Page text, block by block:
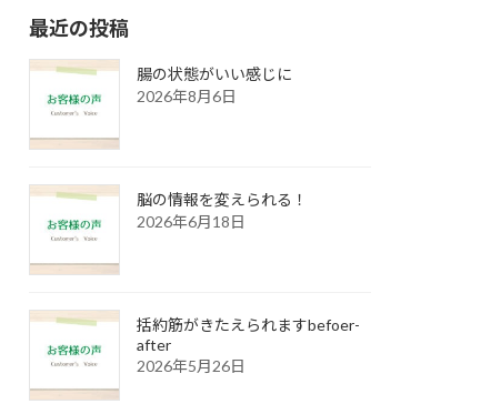
最近の投稿
腸の状態がいい感じに
2026年8月6日
脳の情報を変えられる！
2026年6月18日
括約筋がきたえられますbefoer-
after
2026年5月26日